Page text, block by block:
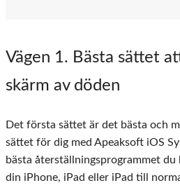
Vägen 1. Bästa sättet
skärm av döden
Det första sättet är det bästa och
sättet för dig med Apeaksoft iOS
bästa återställningsprogrammet
din iPhone, iPad eller iPad till